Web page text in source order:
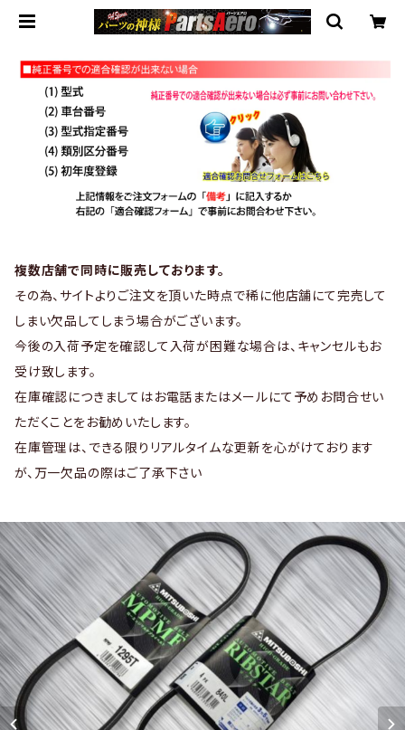
複数店舗で同時に販売しております。
その為、サイトよりご注文を頂いた時点で稀に他店舗にて完売して
しまい欠品してしまう場合がございます。
今後の入荷予定を確認して入荷が困難な場合は、キャンセルもお
受け致します。
在庫確認につきましてはお電話またはメールにて予めお問合せい
ただくことをお勧めいたします。
在庫管理は、できる限りリアルタイムな更新を心がけております
が、万一欠品の際はご了承下さい